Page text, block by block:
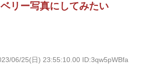
リー写真にしてみたい
06/25(日) 23:55:10.00 ID:3qw5pWBfa